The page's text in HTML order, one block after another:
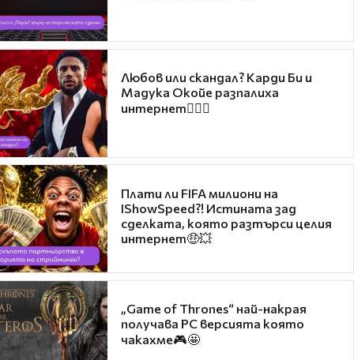
Любов или скандал? Карди Би и
Мадука Окойе разпалиха
интернет❤️‍🔥🔥
Плати ли FIFA милиони на
IShowSpeed?! Истината зад
сделката, която разтърси целия
интернет🤑💥
„Game of Thrones“ най-накрая
получава PC версията която
чакахме🎮🤩